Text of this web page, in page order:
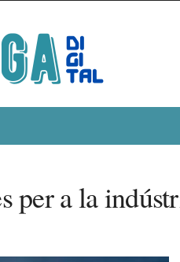
per a la